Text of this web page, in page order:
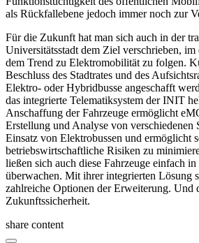
als Rückfallebene jedoch immer noch zur
Für die Zukunft hat man sich auch in der
Universitätsstadt dem Ziel verschrieben,
dem Trend zu Elektromobilität zu folgen.
Beschluss des Stadtrates und des
Elektro- oder Hybridbusse angeschafft
das integrierte Telematiksystem der INIT
Anschaffung der Fahrzeuge ermöglicht
Erstellung und Analyse von verschiedenen
Einsatz von Elektrobussen und ermöglicht
betriebswirtschaftliche Risiken zu
ließen sich auch diese Fahrzeuge einfach
überwachen. Mit ihrer integrierten Lösung
zahlreiche Optionen der Erweiterung. Und
Zukunftssicherheit.
share content